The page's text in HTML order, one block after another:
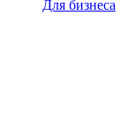
Для бизнеса